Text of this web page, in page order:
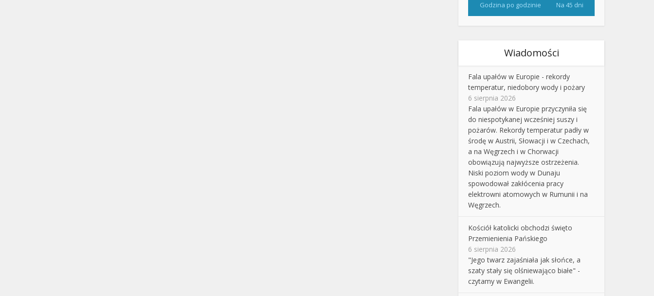
Godzina po godzinie Na 45 dni
Wiadomości
Fala upałów w Europie - rekordy
temperatur, niedobory wody i pożary
6 sierpnia 2026
Fala upałów w Europie przyczyniła się
do niespotykanej wcześniej suszy i
pożarów. Rekordy temperatur padły w
środę w Austrii, Słowacji i w Czechach,
a na Węgrzech i w Chorwacji
obowiązują najwyższe ostrzeżenia.
Niski poziom wody w Dunaju
spowodował zakłócenia pracy
elektrowni atomowych w Rumunii i na
Węgrzech.
Kościół katolicki obchodzi święto
Przemienienia Pańskiego
6 sierpnia 2026
"Jego twarz zajaśniała jak słońce, a
szaty stały się olśniewająco białe" -
czytamy w Ewangelii.